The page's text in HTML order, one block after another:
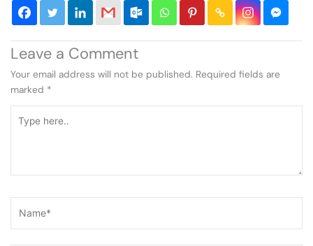
Leave a Comment
Your email address will not be published. Required fields are
marked *
here..